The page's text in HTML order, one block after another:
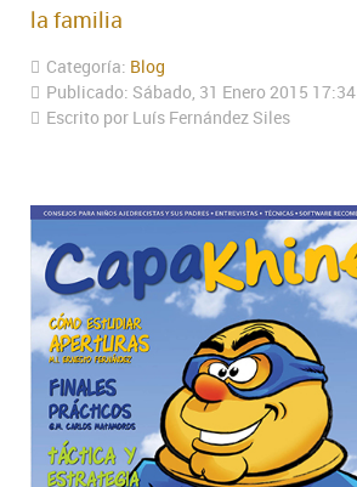
la familia
Categoría: Blog
Publicado: Sábado, 31 Enero 2015 17:34
Escrito por Luís Fernández Siles